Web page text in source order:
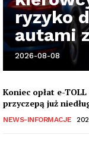
ryzyko
autami
2026-08-08
Koniec opłat e-
przyczepą już
NEWS-INFORMACJE